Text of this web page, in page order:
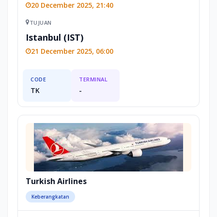
20 December 2025, 21:40
TUJUAN
Istanbul (IST)
21 December 2025, 06:00
CODE
TK
TERMINAL
-
Turkish Airlines
Keberangkatan